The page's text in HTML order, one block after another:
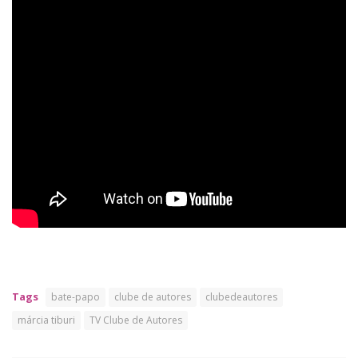
Tags bate-papo clube de autores
clubedeautores
márcia tiburi
TV Clube de Autores